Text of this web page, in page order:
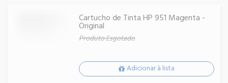
Cartucho de Tinta HP 951 Magenta -
Original
Produto Esgotado
Adicionar à lista